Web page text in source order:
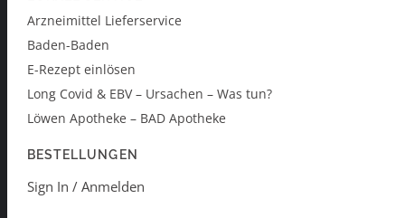
Arzneimittel Lieferservice
Baden-Baden
E-Rezept einlösen
Long Covid & EBV – Ursachen – Was tun?
Löwen Apotheke – BAD Apotheke
BESTELLUNGEN
Sign In / Anmelden